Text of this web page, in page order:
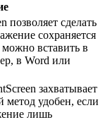
позволяет сделать
сохраняется
можно вставить в
в Word или
захватывает
метод удобен, если
лишь